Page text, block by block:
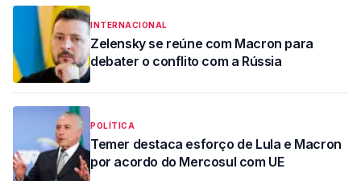
INTERNACIONAL
Zelensky se reúne com Macron para
debater o conflito com a Rússia
POLÍTICA
Temer destaca esforço de Lula e Macron
por acordo do Mercosul com UE